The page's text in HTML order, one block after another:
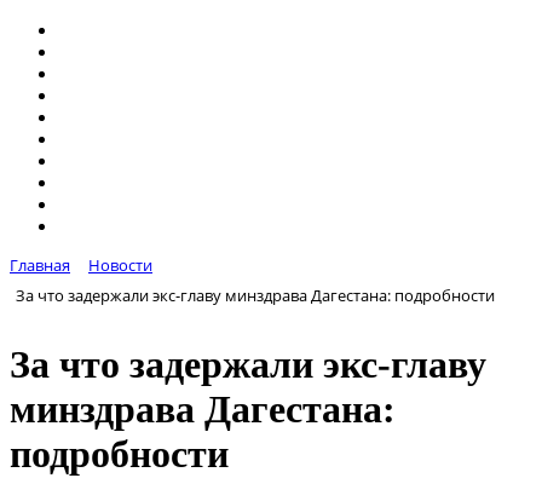
Главная
Новости
За что задержали экс-главу минздрава Дагестана: подробности
За что задержали экс-главу
минздрава Дагестана:
подробности